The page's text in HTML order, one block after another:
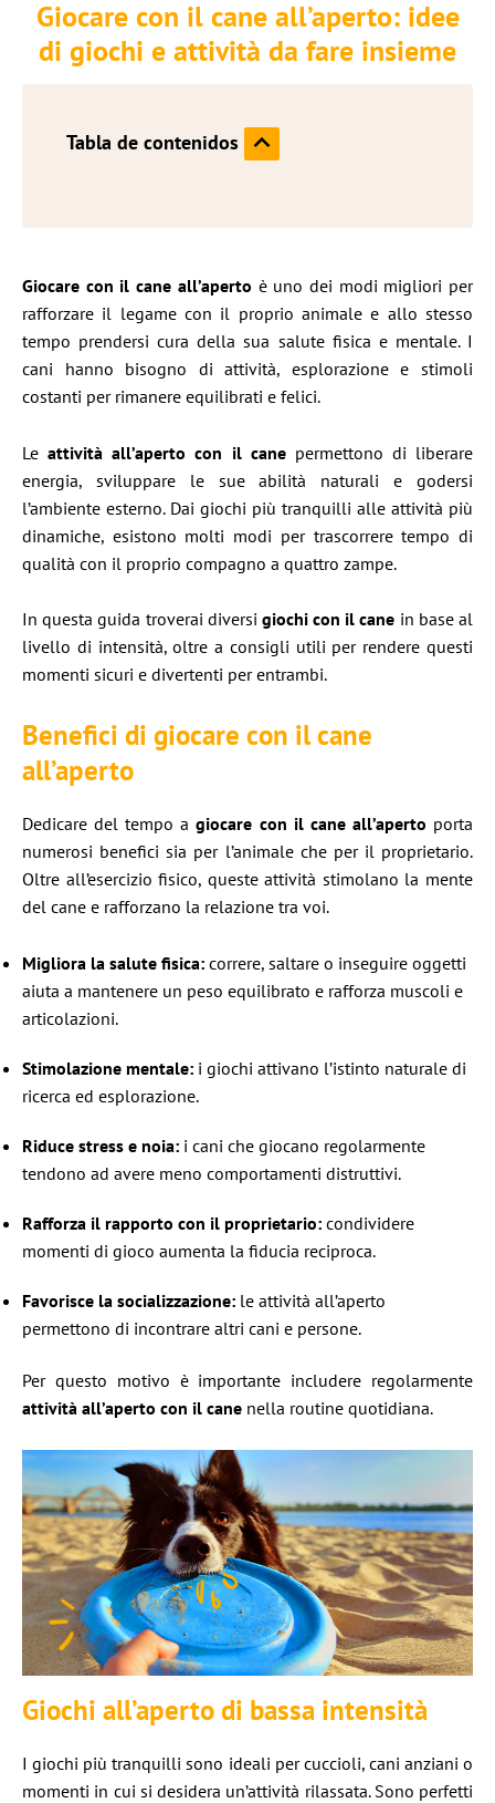
Giocare con il cane all’aperto: idee
di giochi e attività da fare insieme
Tabla de contenidos
Giocare con il cane all’aperto è uno dei modi migliori per
rafforzare il legame con il proprio animale e allo stesso
tempo prendersi cura della sua salute fisica e mentale. I
cani hanno bisogno di attività, esplorazione e stimoli
costanti per rimanere equilibrati e felici.
Leattività all’aperto con il canepermettono di liberare
energia, sviluppare le sue abilità naturali e godersi
l’ambiente esterno. Dai giochi più tranquilli alle attività più
dinamiche, esistono molti modi per trascorrere tempo di
qualità con il proprio compagno a quattro zampe.
In questa guida troverai diversi giochi con il cane in base al
livello di intensità, oltre a consigli utili per rendere questi
momenti sicuri e divertenti per entrambi.
Benefici di giocare con il cane
all’aperto
Dedicarе del tempo agiocare con il cane all’aperto porta
numerosi benefici sia per l’animale che per il proprietario.
Oltre all’esercizio fisico, queste attività stimolano la mente
del cane e rafforzano la relazione tra voi.
Migliora la salute fisica: correre, saltare o inseguire oggetti
aiuta a mantenere un peso equilibrato e rafforza muscoli e
articolazioni.
Stimolazione mentale: i giochi attivano l’istinto naturale di
ricerca ed esplorazione.
Riduce stress e noia: i cani che giocano regolarmente
tendono ad avere meno comportamenti distruttivi.
Rafforza il rapporto con il proprietario: condividere
momenti di gioco aumenta la fiducia reciproca.
Favorisce la socializzazione: le attività all’aperto
permettono di incontrare altri cani e persone.
Per questo motivo è importante includere regolarmente
attività all’aperto con il cane nella routine quotidiana.
Giochi all’aperto di bassa intensità
I giochi più tranquilli sono ideali per cuccioli, cani anziani o
momenti in cui si desidera un’attività rilassata. Sono perfetti